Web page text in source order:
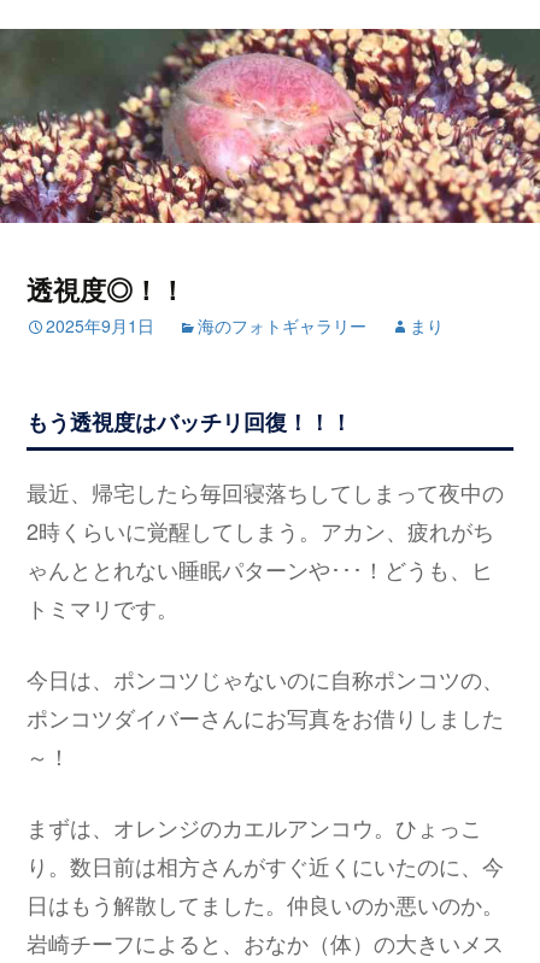
透視度◎！！
2025年9月1日 海のフォトギャラリー まり
もう透視度はバッチリ回復！！！
最近、帰宅したら毎回寝落ちしてしまって夜中の
2時くらいに覚醒してしまう。アカン、疲れがち
ゃんととれない睡眠パターンや･･･！どうも、ヒ
トミマリです。
今日は、ポンコツじゃないのに自称ポンコツの、
ポンコツダイバーさんにお写真をお借りしました
～！
まずは、オレンジのカエルアンコウ。ひょっこ
り。数日前は相方さんがすぐ近くにいたのに、今
日はもう解散してました。仲良いのか悪いのか。
岩崎チーフによると、おなか（体）の大きいメス